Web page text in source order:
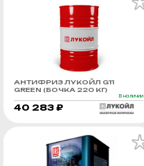
АНТИФРИЗ ЛУКОЙЛ G11
GREEN (БОЧКА 220 КГ)
В наличии
40 283 ₽